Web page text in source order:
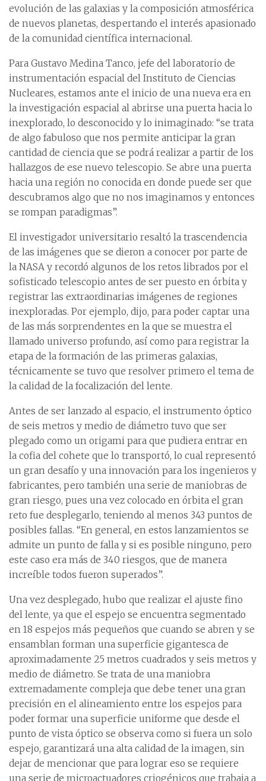
evolución de las galaxias y la composición atmosférica
de nuevos planetas, despertando el interés apasionado
de la comunidad científica internacional.
Para Gustavo Medina Tanco, jefe del laboratorio de
instrumentación espacial del Instituto de Ciencias
Nucleares, estamos ante el inicio de una nueva era en
la investigación espacial al abrirse una puerta hacia lo
inexplorado, lo desconocido y lo inimaginado: “se trata
de algo fabuloso que nos permite anticipar la gran
cantidad de ciencia que se podrá realizar a partir de los
hallazgos de ese nuevo telescopio. Se abre una puerta
hacia una región no conocida en donde puede ser que
descubramos algo que no nos imaginamos y entonces
se rompan paradigmas”.
El investigador universitario resaltó la trascendencia
de las imágenes que se dieron a conocer por parte de
la NASA y recordó algunos de los retos librados por el
sofisticado telescopio antes de ser puesto en órbita y
registrar las extraordinarias imágenes de regiones
inexploradas. Por ejemplo, dijo, para poder captar una
de las más sorprendentes en la que se muestra el
llamado universo profundo, así como para registrar la
etapa de la formación de las primeras galaxias,
técnicamente se tuvo que resolver primero el tema de
la calidad de la focalización del lente.
Antes de ser lanzado al espacio, el instrumento óptico
de seis metros y medio de diámetro tuvo que ser
plegado como un origami para que pudiera entrar en
la cofia del cohete que lo transportó, lo cual representó
un gran desafío y una innovación para los ingenieros y
fabricantes, pero también una serie de maniobras de
gran riesgo, pues una vez colocado en órbita el gran
reto fue desplegarlo, teniendo al menos 343 puntos de
posibles fallas. “En general, en estos lanzamientos se
admite un punto de falla y si es posible ninguno, pero
este caso era más de 340 riesgos, que de manera
increíble todos fueron superados”.
Una vez desplegado, hubo que realizar el ajuste fino
del lente, ya que el espejo se encuentra segmentado
en 18 espejos más pequeños que cuando se abren y se
ensamblan forman una superficie gigantesca de
aproximadamente 25 metros cuadrados y seis metros y
medio de diámetro. Se trata de una maniobra
extremadamente compleja que debe tener una gran
precisión en el alineamiento entre los espejos para
poder formar una superficie uniforme que desde el
punto de vista óptico se observa como si fuera un solo
espejo, garantizará una alta calidad de la imagen, sin
dejar de mencionar que para lograr eso se requiere
una serie de microactuadores criogénicos que trabaja a